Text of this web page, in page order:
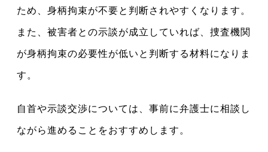
ため、身柄拘束が不要と判断されやすくなります。
また、被害者との示談が成立していれば、捜査機関
が身柄拘束の必要性が低いと判断する材料になりま
す。
自首や示談交渉については、事前に弁護士に相談し
ながら進めることをおすすめします。